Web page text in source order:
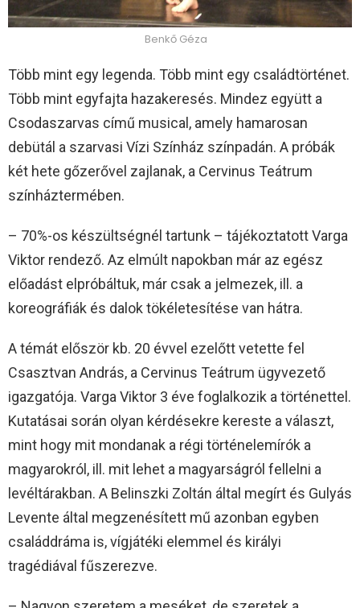
Benkő Géza
Több mint egy legenda. Több mint egy családtörténet.
Több mint egyfajta hazakeresés. Mindez együtt a
Csodaszarvas című musical, amely hamarosan
debütál a szarvasi Vízi Színház színpadán. A próbák
két hete gőzerővel zajlanak, a Cervinus Teátrum
színháztermében.
– 70%-os készültségnél tartunk – tájékoztatott Varga
Viktor rendező. Az elmúlt napokban már az egész
előadást elpróbáltuk, már csak a jelmezek, ill. a
koreográfiák és dalok tökéletesítése van hátra.
A témát először kb. 20 évvel ezelőtt vetette fel
Csasztvan András, a Cervinus Teátrum ügyvezető
igazgatója. Varga Viktor 3 éve foglalkozik a történettel.
Kutatásai során olyan kérdésekre kereste a választ,
mint hogy mit mondanak a régi történelemírók a
magyarokról, ill. mit lehet a magyarságról fellelni a
levéltárakban. A Belinszki Zoltán által megírt és Gulyás
Levente által megzenésített mű azonban egyben
családdráma is, vígjátéki elemmel és királyi
tragédiával fűszerezve.